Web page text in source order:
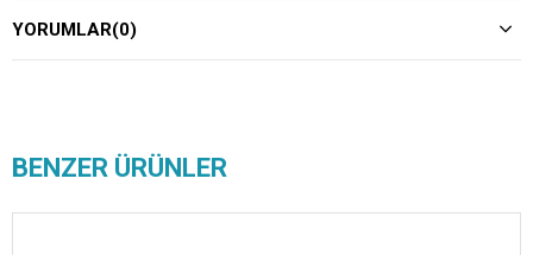
YORUMLAR(0)
BENZER ÜRÜNLER